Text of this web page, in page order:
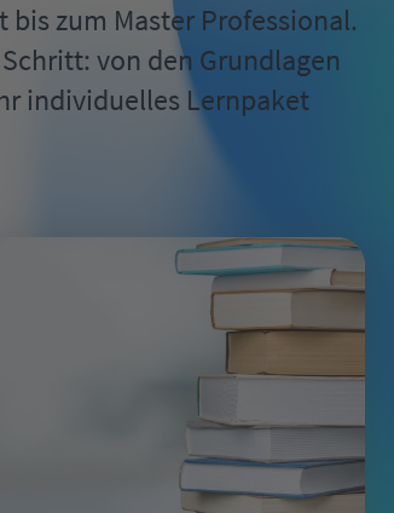
zum Master Professional.
von den Grundlagen
individuelles Lernpaket